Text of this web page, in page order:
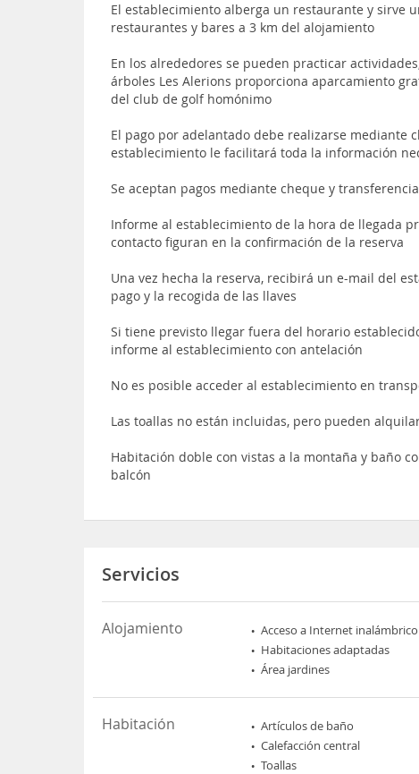
El establecimiento alberga un restaurante y sirve
restaurantes y bares a 3 km del alojamiento
En los alrededores se pueden practicar
árboles Les Alerions proporciona aparcamiento
del club de golf homónimo
El pago por adelantado debe realizarse mediante
establecimiento le facilitará toda la información
Se aceptan pagos mediante cheque y
Informe al establecimiento de la hora de llegada
contacto figuran en la confirmación de la reserva
Una vez hecha la reserva, recibirá un e-mail del
pago y la recogida de las llaves
Si tiene previsto llegar fuera del horario
informe al establecimiento con antelación
No es posible acceder al establecimiento en
Las toallas no están incluidas, pero pueden
Habitación doble con vistas a la montaña y baño
balcón
Servicios
Alojamiento Acceso a Internet inalámbrico
Habitaciones adaptadas
Área jardines
Habitación Artículos de baño
Calefacción central
Toallas